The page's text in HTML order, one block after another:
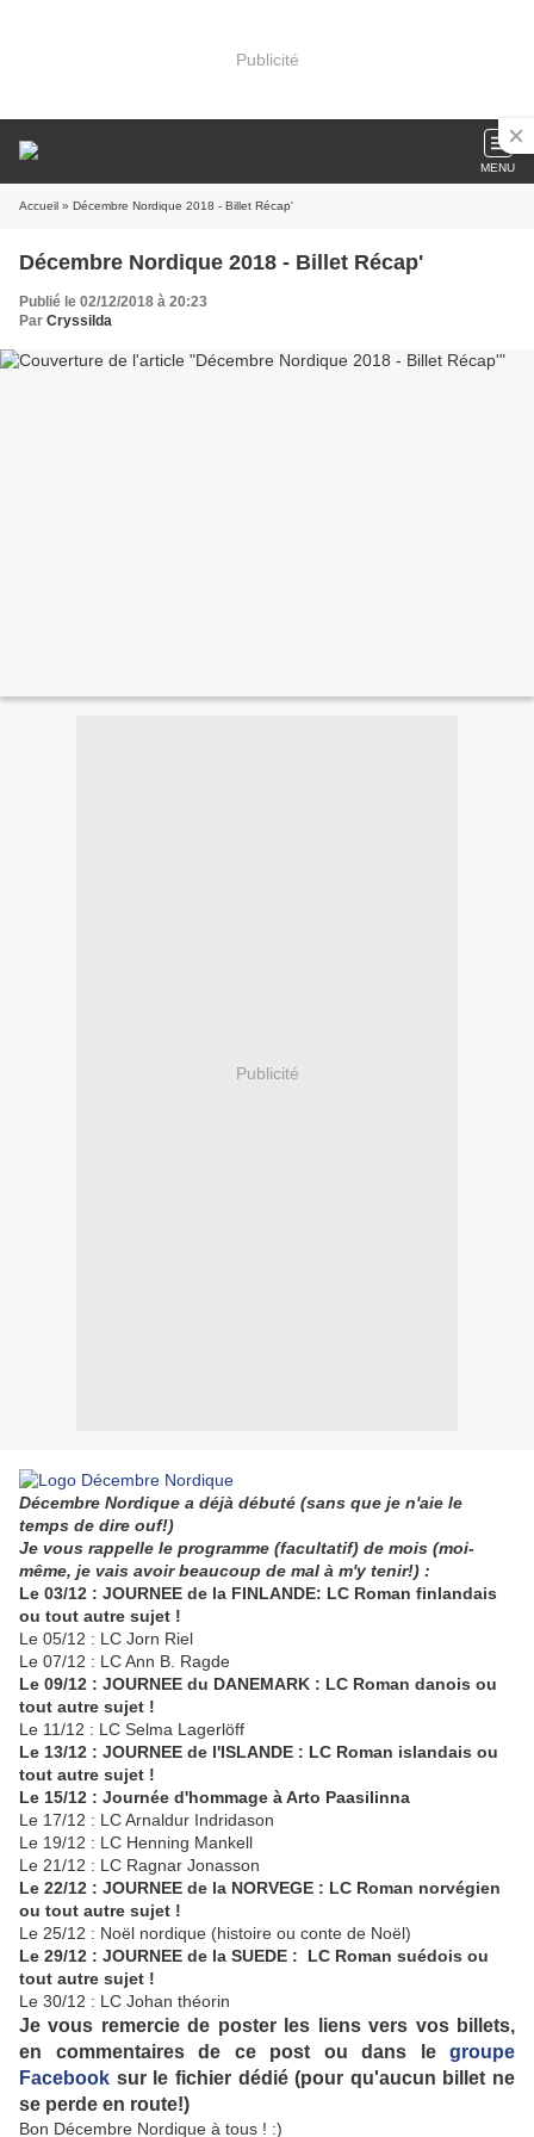
Publicité
MENU
Accueil » Décembre Nordique 2018 - Billet Récap'
Décembre Nordique 2018 - Billet Récap'
Publié le 02/12/2018 à 20:23
Par Cryssilda
Publicité
Décembre Nordique a déjà débuté (sans que je n'aie le
temps de dire ouf!)
Je vous rappelle le programme (facultatif) de mois (moi-
même, je vais avoir beaucoup de mal à m'y tenir!) :
Le 03/12 : JOURNEE de la FINLANDE: LC Roman finlandais
ou tout autre sujet !
Le 05/12 : LC Jorn Riel
Le 07/12 : LC Ann B. Ragde
Le 09/12 : JOURNEE du DANEMARK : LC Roman danois ou
tout autre sujet !
Le 11/12 : LC Selma Lagerlöff
Le 13/12 : JOURNEE de l'ISLANDE : LC Roman islandais ou
tout autre sujet !
Le 15/12 : Journée d'hommage à Arto Paasilinna
Le 17/12 : LC Arnaldur Indridason
Le 19/12 : LC Henning Mankell
Le 21/12 : LC Ragnar Jonasson
Le 22/12 : JOURNEE de la NORVEGE : LC Roman norvégien
ou tout autre sujet !
Le 25/12 : Noël nordique (histoire ou conte de Noël)
Le 29/12 : JOURNEE de la SUEDE : LC Roman suédois ou
tout autre sujet !
Le 30/12 : LC Johan théorin
Je vous remercie de poster les liens vers vos billets,
en commentaires de ce post ou dans le groupe
Facebook sur le fichier dédié (pour qu'aucun billet ne
se perde en route!)
Bon Décembre Nordique à tous ! :)